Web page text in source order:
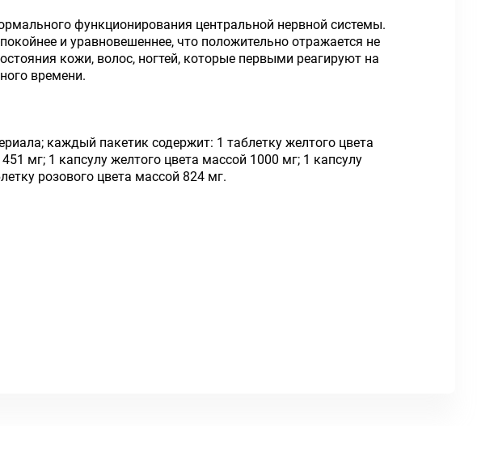
функционирования центральной нервной системы.
и уравновешеннее, что положительно отражается не
кожи, волос, ногтей, которые первыми реагируют на
времени.
каждый пакетик содержит: 1 таблетку желтого цвета
мг; 1 капсулу желтого цвета массой 1000 мг; 1 капсулу
розового цвета массой 824 мг.